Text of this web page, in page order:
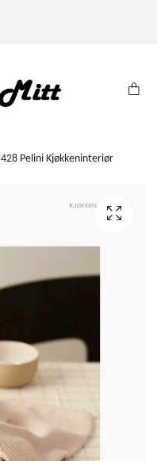
428 Pelini Kjøkkeninteriør